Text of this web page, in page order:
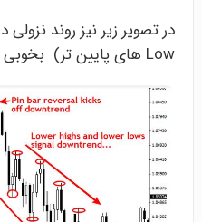
Low های پایین تر) بخوبی مشخص است.